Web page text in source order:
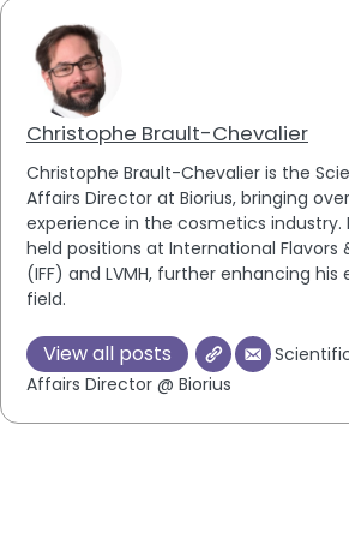
Christophe Brault-Chevalier
Christophe Brault-Chevalier is the
Affairs Director at Biorius, bringing
experience in the cosmetics industry.
held positions at International Flavors
(IFF) and LVMH, further enhancing his
field.
View all posts
Affairs Director @ Biorius